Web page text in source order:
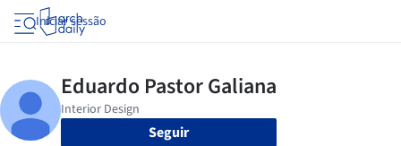
Iniciar sessão
Seguir